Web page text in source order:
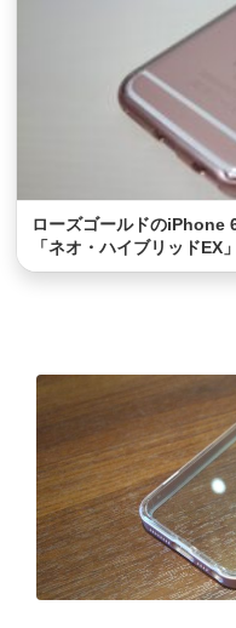
ローズゴールドのiPhone
「ネオ・ハイブリッドEX